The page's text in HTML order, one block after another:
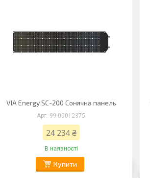
VIA Energy SC-200 Сонячна панель
99-00012375
24 234 ₴
В наявності
Купити